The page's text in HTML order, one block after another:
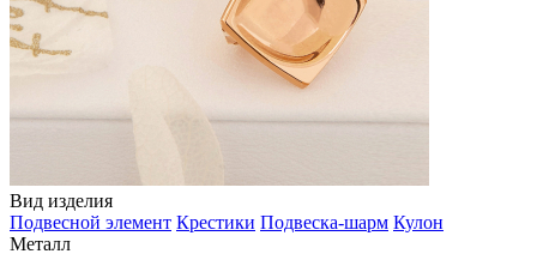
Вид изделия
Подвесной элемент Крестики Подвеска-шарм Кулон
Металл